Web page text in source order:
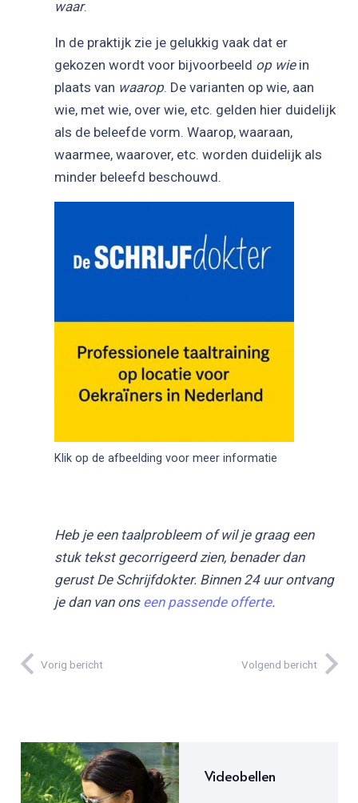
waar.
In de praktijk zie je gelukkig vaak dat er
gekozen wordt voor bijvoorbeeld op wiein
plaats van waarop. De varianten op wie, aan
wie, met wie, over wie, etc. gelden hier duidelijk
als de beleefde vorm. Waarop, waaraan,
waarmee, waarover, etc. worden duidelijk als
minder beleefd beschouwd.
Klik op de afbeelding voor meer informatie
Heb je een taalprobleem of wil je graag een
stuk tekst gecorrigeerd zien, benader dan
gerust De Schrijfdokter. Binnen 24 uur ontvang
je dan van ons een passende offerte.
Vorig bericht Volgend bericht
Videobellen